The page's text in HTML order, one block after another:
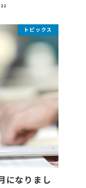
トピックス
になりまし